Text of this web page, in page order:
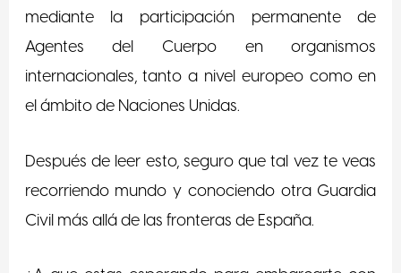
mediante la participación permanente de
Agentes del Cuerpo en organismos
internacionales, tanto a nivel europeo como en
el ámbito de Naciones Unidas.
Después de leer esto, seguro que tal vez te veas
recorriendo mundo y conociendo otra Guardia
Civil más allá de las fronteras de España.